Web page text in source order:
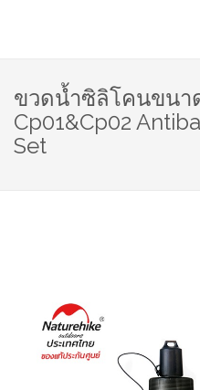
ขวดน้ำซิลิโคนขนา
Cp01&Cp02
Set